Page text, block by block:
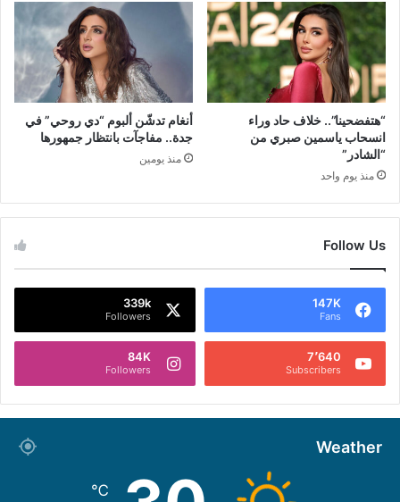
“هتفضحينا”.. خلاف حاد وراء
انسحاب ياسمين صبري من
“الشادر”
منذ يوم واحد
أنغام تدشّن ألبوم “دي روحي” في
جدة.. مفاجآت بانتظار جمهورها
منذ يومين
Follow Us
147K
Fans
339k
Followers
7٬640
Subscribers
84K
Followers
Weather
℃